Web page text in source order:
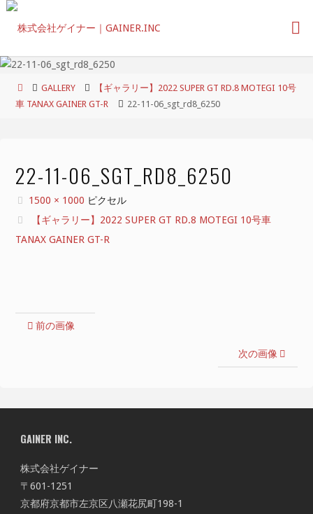
コ
ン
ホ
ー
GALLERY
【ギャラリー】2022 SUPER GT RD.8 MOTEGI 10号
車 TANAX GAINER GT-R
22-11-06_sgt_rd8_6250
22-11-06_SGT_RD8_6250
フ
ル
サ
1500 × 1000 ピクセル
【ギャラリー】2022 SUPER GT RD.8 MOTEGI 10号車
TANAX GAINER GT-R
前の画像
次の画像
GAINER INC.
株式会社ゲイナー
〒601-1251
京都府京都市左京区八瀬花尻町198-1